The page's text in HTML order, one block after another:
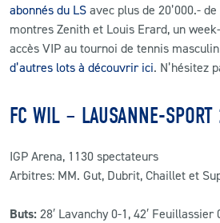
LS ACADEMY CAMPS
abonnés du LS avec plus de 20’000.-
montres Zenith et Louis Erard, un
accès VIP au tournoi de tennis
d’autres lots à découvrir ici. N’hésitez
FC WIL – LAUSANNE-
IGP Arena, 1130 spectateurs
Arbitres: MM. Gut, Dubrit, Chaillet et
Buts: 28′ Lavanchy 0-1, 42′ Feuillassier